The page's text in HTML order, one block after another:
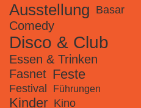
Ausstellung Basar
Comedy
Disco & Club
Essen & Trinken
Fasnet Feste
Festival Führungen
Kinder Kino